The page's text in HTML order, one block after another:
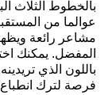
بالخطوط الثلاث
عوالما من
مشاعر رائعة
المفضل. يمكنك
باللون الذي
فرصة لترك انطباع